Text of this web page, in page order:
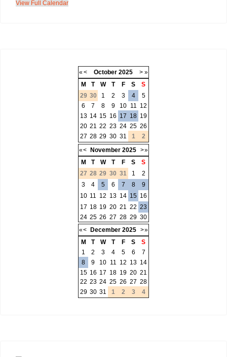
View Full Calendar
« < October 2025 > »
M
T W T F S
S
29 30 1 2 3 4
5
6
7 8 9 10 11 12
13 14 15 16 17 18 19
20 21 22 23 24 25 26
27 28 29 30 31 1
2
«< November 2025 >»
M
T W T F S
S
27 28 29 30 31 1
2
3
4 5 6 7 8
9
10 11 12 13 14 15 16
17 18 19 20 21 22 23
24 25 26 27 28 29 30
«< December 2025 >»
M
T W T F S
S
1
2 3 4 5 6
7
8
9 10 11 12 13 14
15 16 17 18 19 20 21
22 23 24 25 26 27 28
29 30 31 1 2 3 4